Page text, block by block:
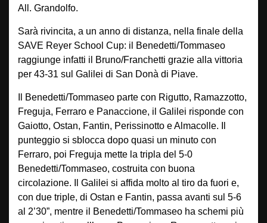
All. Grandolfo.
Sarà rivincita, a un anno di distanza, nella finale della
SAVE Reyer School Cup: il Benedetti/Tommaseo
raggiunge infatti il Bruno/Franchetti grazie alla vittoria
per 43-31 sul Galilei di San Donà di Piave.
Il Benedetti/Tommaseo parte con Rigutto, Ramazzotto,
Freguja, Ferraro e Panaccione, il Galilei risponde con
Gaiotto, Ostan, Fantin, Perissinotto e Almacolle. Il
punteggio si sblocca dopo quasi un minuto con
Ferraro, poi Freguja mette la tripla del 5-0
Benedetti/Tommaseo, costruita con buona
circolazione. Il Galilei si affida molto al tiro da fuori e,
con due triple, di Ostan e Fantin, passa avanti sul 5-6
al 2’30”, mentre il Benedetti/Tommaseo ha schemi più